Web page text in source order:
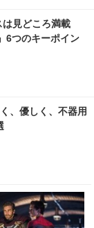
は見どころ満載
6つのキーポイン
、優しく、不器用